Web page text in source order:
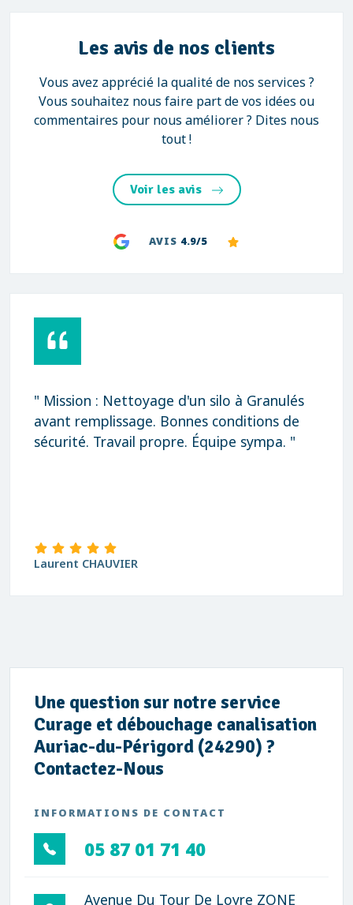
Les avis de nos clients
Vous avez apprécié la qualité de nos services ?
Vous souhaitez nous faire part de vos idées ou
commentaires pour nous améliorer ? Dites nous
tout !
Voir les avis
AVIS 4.9/5
" Mission : Nettoyage d'un silo à Granulés
avant remplissage. Bonnes conditions de
sécurité. Travail propre. Équipe sympa. "
Laurent CHAUVIER
Une question sur notre service
Curage et débouchage canalisation
Auriac-du-Périgord (24290) ?
Contactez-Nous
INFORMATIONS DE CONTACT
05 87 01 71 40
Avenue Du Tour De Loyre ZONE